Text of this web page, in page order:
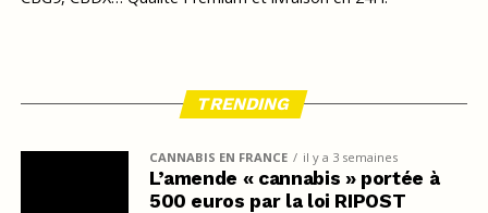
TRENDING
CANNABIS EN FRANCE il y a 3 semaines
L’amende « cannabis » portée à
500 euros par la loi RIPOST